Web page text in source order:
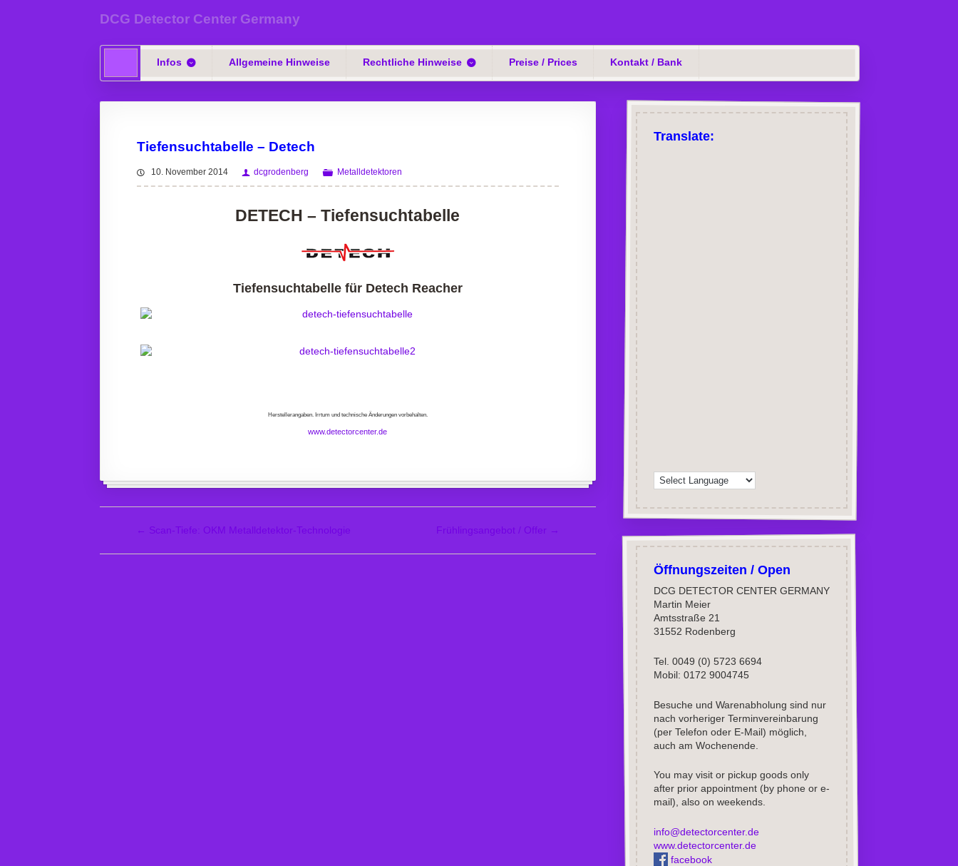
DCG Detector Center Germany
Infos Allgemeine Hinweise Rechtliche Hinweise Preise / Prices Kontakt / Bank
Tiefensuchtabelle – Detech
10. November 2014 dcgrodenberg Metalldetektoren
DETECH – Tiefensuchtabelle
Tiefensuchtabelle für Detech Reacher
Herstellerangaben. Irrtum und technische Änderungen vorbehalten.
www.detectorcenter.de
← Scan-Tiefe: OKM Metalldetektor-Technologie Frühlingsangebot / Offer →
Translate:
Öffnungszeiten / Open
DCG DETECTOR CENTER GERMANY
Martin Meier
Amtsstraße 21
31552 Rodenberg
Tel. 0049 (0) 5723 6694
Mobil: 0172 9004745
Besuche und Warenabholung sind nur
nach vorheriger Terminvereinbarung
(per Telefon oder E-Mail) möglich,
auch am Wochenende.
You may visit or pickup goods only
after prior appointment (by phone or e-
mail), also on weekends.
info@detectorcenter.de
www.detectorcenter.de
facebook